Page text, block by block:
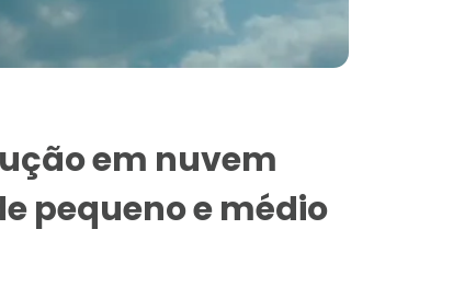
em nuvem
pequeno e médio